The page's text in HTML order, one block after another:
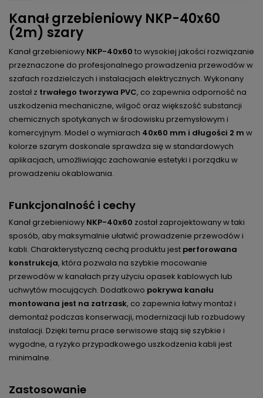
Kanał grzebieniowy NKP-40x60
(2m) szary
Kanał grzebieniowy NKP-40x60 to wysokiej jakości rozwiązanie
przeznaczone do profesjonalnego prowadzenia przewodów w
szafach rozdzielczych i instalacjach elektrycznych. Wykonany
został z trwałego tworzywa PVC, co zapewnia odporność na
uszkodzenia mechaniczne, wilgoć oraz większość substancji
chemicznych spotykanych w środowisku przemysłowym i
komercyjnym. Model o wymiarach 40x60 mm i długości 2 m w
kolorze szarym doskonale sprawdza się w standardowych
aplikacjach, umożliwiając zachowanie estetyki i porządku w
prowadzeniu okablowania.
Funkcjonalność i cechy
Kanał grzebieniowy NKP-40x60 został zaprojektowany w taki
sposób, aby maksymalnie ułatwić prowadzenie przewodów i
kabli. Charakterystyczną cechą produktu jest perforowana
konstrukcja, która pozwala na szybkie mocowanie
przewodów w kanałach przy użyciu opasek kablowych lub
uchwytów mocujących. Dodatkowo pokrywa kanału
montowana jest na zatrzask, co zapewnia łatwy montaż i
demontaż podczas konserwacji, modernizacji lub rozbudowy
instalacji. Dzięki temu prace serwisowe stają się szybkie i
wygodne, a ryzyko przypadkowego uszkodzenia kabli jest
minimalne.
Zastosowanie